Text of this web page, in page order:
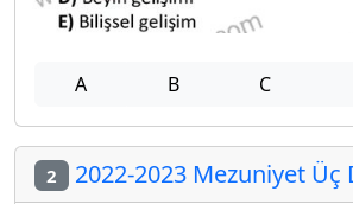
A B C
2 2022-2023 Mezuniyet Üç